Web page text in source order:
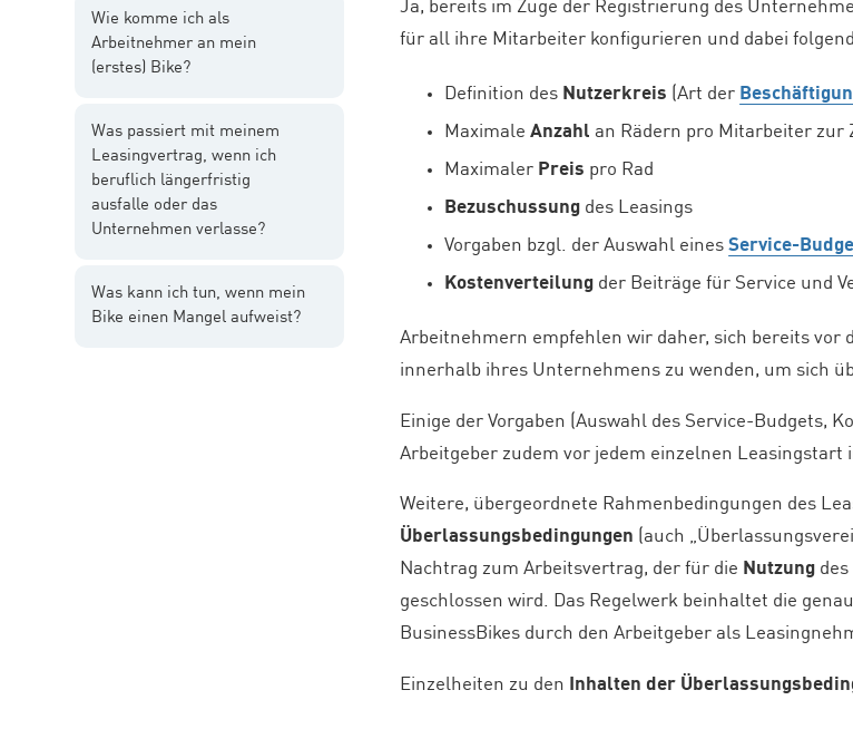
Wie komme ich als
Arbeitnehmer an mein
(erstes) Bike?
Was passiert mit meinem
Leasingvertrag, wenn ich
beruflich längerfristig
ausfalle oder das
Unternehmen verlasse?
Was kann ich tun, wenn mein
Bike einen Mangel aufweist?
Ja, bereits im Zuge der Registrierung des
für all ihre Mitarbeiter konfigurieren und dabei
Definition des Nutzerkreis (Art der
MaximaleAnzahl an Rädern pro Mitarbeiter zur
Maximaler Preis pro Rad
Bezuschussung des Leasings
Vorgaben bzgl. der Auswahl einesService-
Kostenverteilung der Beiträge für Service und
Arbeitnehmern empfehlen wir daher, sich bereits vor
innerhalb ihres Unternehmens zu wenden, um sich
Einige der Vorgaben (Auswahl des Service-Budgets,
Arbeitgeber zudem vor jedem einzelnen Leasingstart
Weitere, übergeordnete Rahmenbedingungen des
Überlassungsbedingungen
(auch
Nachtrag zum Arbeitsvertrag, der für die Nutzung
geschlossen wird. Das Regelwerk beinhaltet die
BusinessBikes durch den Arbeitgeber als
Einzelheiten zu den Inhalten der